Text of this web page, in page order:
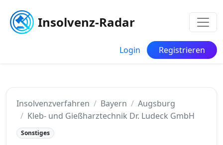
Insolvenz-Radar
Login Registrieren
Insolvenzverfahren Bayern
Augsburg
Kleb- und Gießharztechnik Dr. Ludeck GmbH
Sonstiges